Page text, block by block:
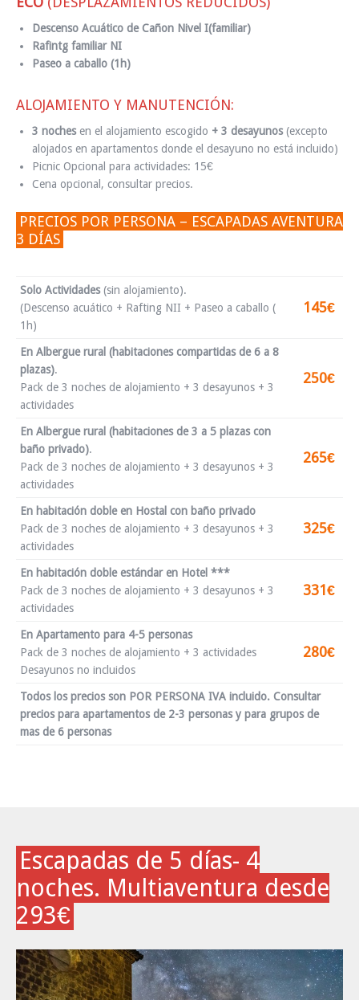
Descenso Acuático de Cañon Nivel I(familiar)
Rafintg familiar NI
Paseo a caballo (1h)
ALOJAMIENTO Y MANUTENCIÓN:
3 noches en el alojamiento escogido + 3 desayunos(excepto
alojados en apartamentos donde el desayuno no está incluido)
Picnic Opcional para actividades: 15€
Cena opcional, consultar precios.
PRECIOS POR PERSONA – ESCAPADAS AVENTURA
3 DÍAS
Solo Actividades(sin alojamiento).
(Descenso acuático + Rafting NII + Paseo a caballo (
1h)
145€
En Albergue rural (habitaciones compartidas de 6 a 8
plazas).
Pack de 3 noches de alojamiento + 3 desayunos + 3
actividades
250€
En Albergue rural (habitaciones de 3 a 5 plazas con
baño privado).
Pack de 3 noches de alojamiento + 3 desayunos + 3
actividades
265€
En habitación doble en Hostal con baño privado
Pack de 3 noches de alojamiento + 3 desayunos + 3
actividades
325€
En habitación doble estándar en Hotel ***
Pack de 3 noches de alojamiento + 3 desayunos + 3
actividades
331€
En Apartamento para 4-5 personas
Pack de 3 noches de alojamiento + 3 actividades
Desayunos no incluidos
280€
Todos los precios son POR PERSONA IVA incluido. Consultar
precios para apartamentos de 2-3 personas y para grupos de
mas de 6 personas
Escapadas de 5 días- 4
noches. Multiaventura desde
293€